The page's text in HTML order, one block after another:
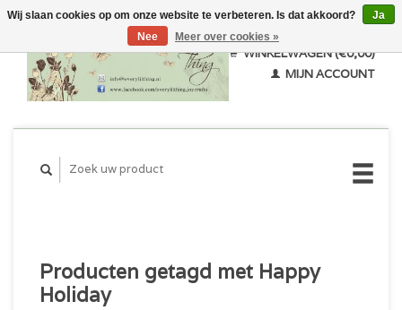
WINKELWAGEN (€0,00)
MIJN ACCOUNT
Producten getagd met Happy
Holiday
Wij slaan cookies op om onze website te verbeteren. Is dat akkoord?
Ja
Nee
Meer over cookies »